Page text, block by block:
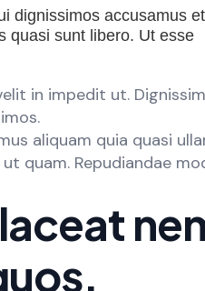
dignissimos accusamus
quasi sunt libero. Ut esse
in impedit ut.
aliquam quia quasi
quam. Repudiandae